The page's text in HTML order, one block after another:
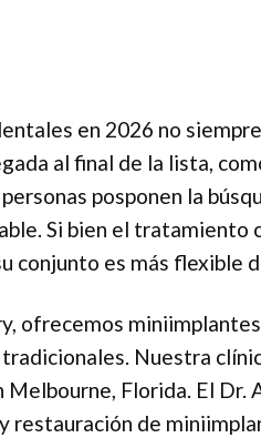
en 2026 no
al final de la lista,
posponen la
Si bien el
conjunto es más flexible
ofrecemos
Nuestra
Florida. El Dr.
restauración de